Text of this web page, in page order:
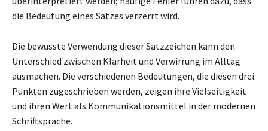
die Bedeutung eines Satzes verzerrt wird.
Die bewusste Verwendung dieser Satzzeichen kann den
Unterschied zwischen Klarheit und Verwirrung im Alltag
ausmachen. Die verschiedenen Bedeutungen, die diesen drei
Punkten zugeschrieben werden, zeigen ihre Vielseitigkeit
und ihren Wert als Kommunikationsmittel in der modernen
Schriftsprache.